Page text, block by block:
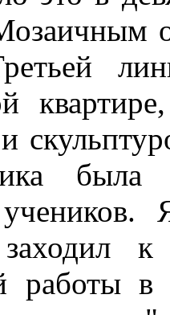
была
заходил
работы